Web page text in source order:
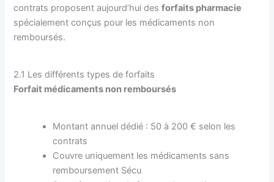
contrats proposent aujourd’hui desforfaits pharmacie
spécialement conçus pour les médicaments non
remboursés.
2.1 Les différents types de forfaits
Forfait médicaments non remboursés
Montant annuel dédié : 50 à 200 € selon les
contrats
Couvre uniquement les médicaments sans
remboursement Sécu